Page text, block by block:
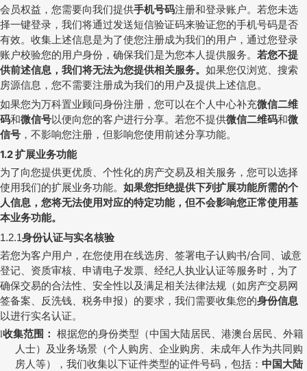
会员权益，您需要向我们提供手机号码注册和登录账户。若您未选
择一键登录，我们将通过发送短信验证码来验证您的手机号码是否
有效。收集上述信息是为了使您注册成为我们的用户，通过您登录
账户校验您的用户身份，确保我们是为您本人提供服务。 若您不提
供前述信息，我们将无法为您提供相关服务。 如果您仅浏览、搜索
房源信息，您不需要注册成为我们的用户及提供上述信息。
如果您为万科置业顾问身份注册，您可以在个人中心补充微信二维
码和微信号以便向您的客户进行分享。若您不提供微信二维码和微
信号 ，不影响您注册，但影响您使用前述分享功能。
1.2扩展业务功能
为了向您提供更优质、个性化的房产交易及相关服务，您可以选择
使用我们的扩展业务功能。 如果您拒绝提供下列扩展功能所需的个
人信息，您将无法使用对应的特定功能，但不会影响您正常使用基
本业务功能。
1.2.1身份认证与实名核验
若您为客户用户， 在您使用在线选房、签署电子认购书/合同、诚意
登记、资质审核、申请电子发票、经纪人执业认证等服务时，为了
确保交易的合法性、安全性以及满足相关法律法规（如房产交易网
签备案、反洗钱、税务申报）的要求，我们需要收集您的身份信息
以进行实名认证。
l收集范围： 根据您的身份类型（中国大陆居民、港澳台居民、外籍
人士）及业务场景（个人购房、企业购房、未成年人作为共同购
房人等），我们收集以下证件类型的证件号码，包括：中国大陆